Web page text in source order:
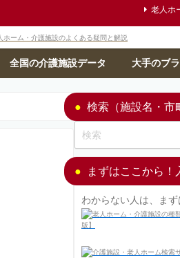
老人ホ
全国の介護施設データ 大手のブ
検索（施設名・市
まずはここから！
わからない人は、まず